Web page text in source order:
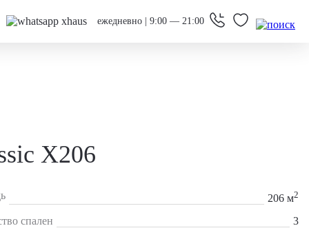
ежедневно | 9:00 — 21:00
X206
206 м2
спален
3